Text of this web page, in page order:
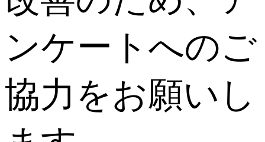
ンケートへのご
協力をお願いし